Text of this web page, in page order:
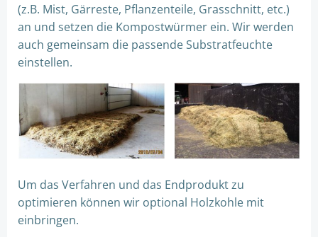
(z.B. Mist, Gärreste, Pflanzenteile, Grasschnitt, etc.)
an und setzen die Kompostwürmer ein. Wir werden
auch gemeinsam die passende Substratfeuchte
einstellen.
Um das Verfahren und das Endprodukt zu
optimieren können wir optional Holzkohle mit
einbringen.